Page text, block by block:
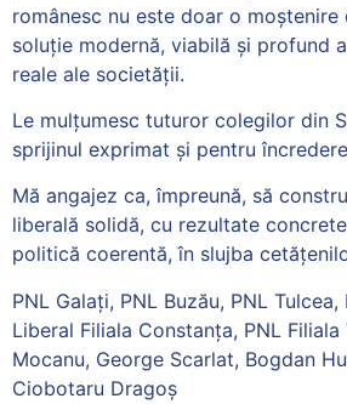
românesc nu este doar o
soluție modernă, viabilă și profund
reale ale societății.
Le mulțumesc tuturor colegilor din
sprijinul exprimat și pentru
Mă angajez ca, împreună, să
liberală solidă, cu rezultate
politică coerentă, în slujba
PNL Galați, PNL Buzău, PNL
Liberal Filiala Constanța, PNL
Mocanu, George Scarlat, Bogdan
Ciobotaru Dragoș